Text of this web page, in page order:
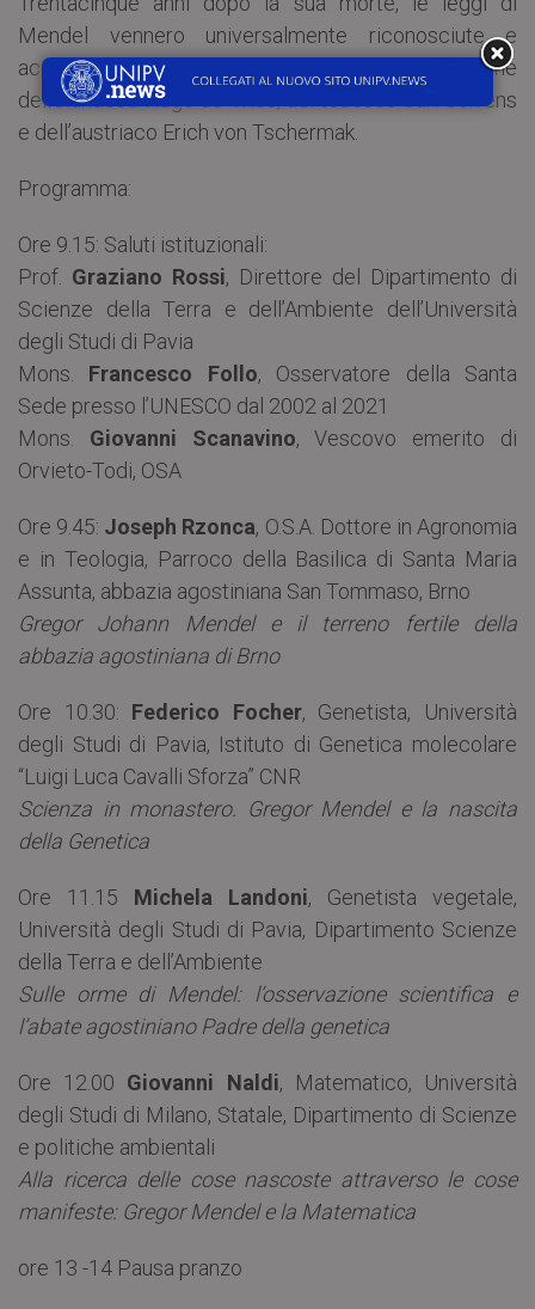
Mendel vennero universalmente riconosciute e
accettate grazie alle conferme scientifiche
dell’olandese Hugo de Vries, del tedesco Carl Correns
e dell’austriaco Erich von Tschermak.
Programma:
Ore 9.15: Saluti istituzionali:
Prof. Graziano Rossi, Direttore del Dipartimento di
Scienze della Terra e dell’Ambiente dell’Università
degli Studi di Pavia
Mons. Francesco Follo, Osservatore della Santa
Sede presso l’UNESCO dal 2002 al 2021
Mons. Giovanni Scanavino, Vescovo emerito di
Orvieto-Todi, OSA
Ore 9.45: Joseph Rzonca, O.S.A. Dottore in Agronomia
e in Teologia, Parroco della Basilica di Santa Maria
Assunta, abbazia agostiniana San Tommaso, Brno
Gregor Johann Mendel e il terreno fertile della
abbazia agostiniana di Brno
Ore 10.30: Federico Focher, Genetista, Università
degli Studi di Pavia, Istituto di Genetica molecolare
“Luigi Luca Cavalli Sforza” CNR
Scienza in monastero. Gregor Mendel e la nascita
della Genetica
Ore 11.15 Michela Landoni, Genetista vegetale,
Università degli Studi di Pavia, Dipartimento Scienze
della Terra e dell’Ambiente
Sulle orme di Mendel: l’osservazione scientifica e
l’abate agostiniano Padre della genetica
Ore 12.00 Giovanni Naldi, Matematico, Università
degli Studi di Milano, Statale, Dipartimento di Scienze
e politiche ambientali
Alla ricerca delle cose nascoste attraverso le cose
manifeste: Gregor Mendel e la Matematica
ore 13 -14 Pausa pranzo